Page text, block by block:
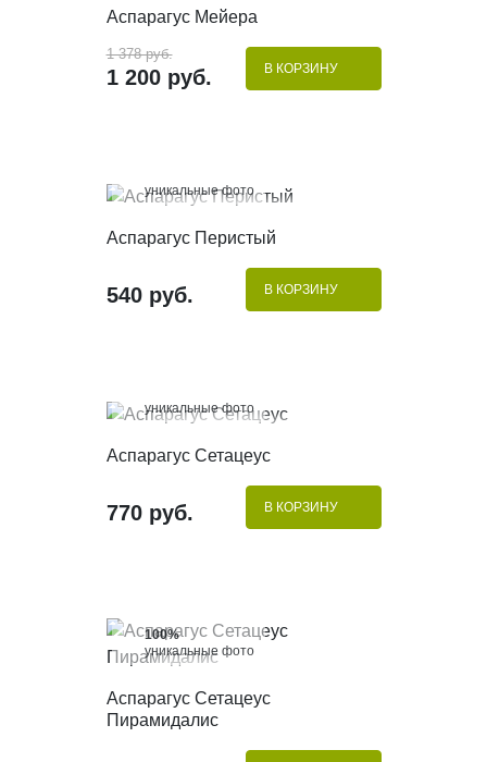
Аспарагус Мейера
1 378 руб.
1 200 руб. В КОРЗИНУ
уникальные фото
Аспарагус Перистый
540 руб. В КОРЗИНУ
уникальные фото
Аспарагус Сетацеус
770 руб. В КОРЗИНУ
100%
уникальные фото
КУПИТЬ В 1 КЛИК
Аспарагус Сетацеус
Пирамидалис